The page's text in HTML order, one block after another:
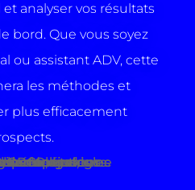
analyser vos résultats
bord. Que vous soyez
ou assistant ADV, cette
les méthodes et
plus efficacement